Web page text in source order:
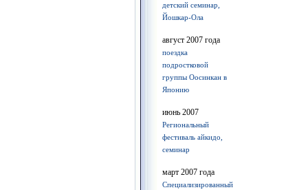
детский семинар,
Йошкар-Ола
август 2007 года
поездка
подростковой
группы Оосинкан в
Японию
июнь 2007
Региональный
фестиваль айкидо,
семинар
март 2007 года
Специализированный